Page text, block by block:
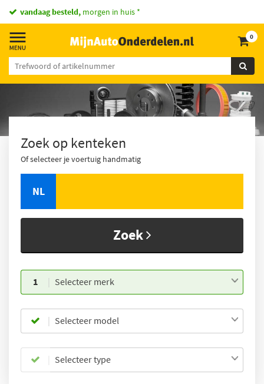
vandaag besteld, morgen in huis *
0
Zoek op kenteken
Of selecteer je voertuig handmatig
NL
Zoek
1 Selecteer merk
Selecteer model
Selecteer type